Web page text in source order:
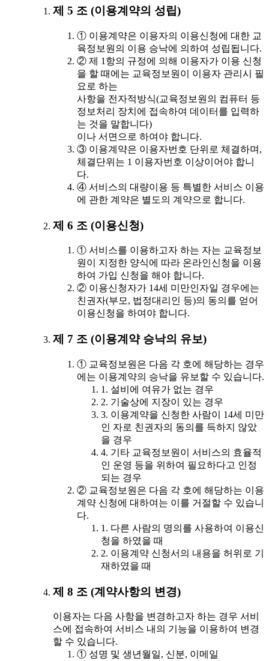
제 5 조 (이용계약의 성립)
① 이용계약은 이용자의 이용신청에 대한 교
육정보원의 이용 승낙에 의하여 성립됩니다.
② 제 1항의 규정에 의해 이용자가 이용 신청
을 할 때에는 교육정보원이 이용자 관리시 필
요로 하는
사항을 전자적방식(교육정보원의 컴퓨터 등
정보처리 장치에 접속하여 데이터를 입력하
는 것을 말합니다)
이나 서면으로 하여야 합니다.
③ 이용계약은 이용자번호 단위로 체결하며,
체결단위는 1 이용자번호 이상이어야 합니
다.
④ 서비스의 대량이용 등 특별한 서비스 이용
에 관한 계약은 별도의 계약으로 합니다.
제 6 조 (이용신청)
① 서비스를 이용하고자 하는 자는 교육정보
원이 지정한 양식에 따라 온라인신청을 이용
하여 가입 신청을 해야 합니다.
② 이용신청자가 14세 미만인자일 경우에는
친권자(부모, 법정대리인 등)의 동의를 얻어
이용신청을 하여야 합니다.
제 7 조 (이용계약 승낙의 유보)
① 교육정보원은 다음 각 호에 해당하는 경우
에는 이용계약의 승낙을 유보할 수 있습니다.
1. 설비에 여유가 없는 경우
2. 기술상에 지장이 있는 경우
3. 이용계약을 신청한 사람이 14세 미만
인 자로 친권자의 동의를 득하지 않았
을 경우
4. 기타 교육정보원이 서비스의 효율적
인 운영 등을 위하여 필요하다고 인정
되는 경우
② 교육정보원은 다음 각 호에 해당하는 이용
계약 신청에 대하여는 이를 거절할 수 있습니
다.
1. 다른 사람의 명의를 사용하여 이용신
청을 하였을 때
2. 이용계약 신청서의 내용을 허위로 기
재하였을 때
제 8 조 (계약사항의 변경)
이용자는 다음 사항을 변경하고자 하는 경우 서비
스에 접속하여 서비스 내의 기능을 이용하여 변경
할 수 있습니다.
① 성명 및 생년월일, 신분, 이메일